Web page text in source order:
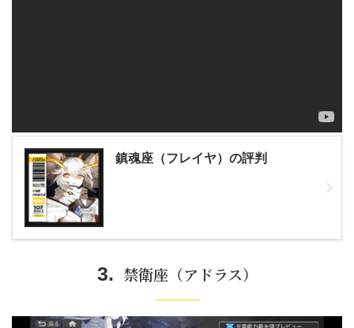
鎮魂座（フレイヤ）の評判
禁衛座 （アドラス）